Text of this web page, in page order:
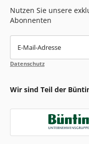
Nutzen Sie unsere
Abonnenten
E-Mail-Adresse
Datenschutz
Wir sind Teil der